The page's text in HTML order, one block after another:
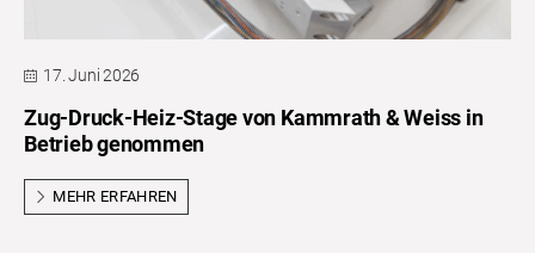
17. Juni 2026
Zug-Druck-Heiz-Stage von Kammrath & Weiss in
Betrieb genommen
MEHR ERFAHREN